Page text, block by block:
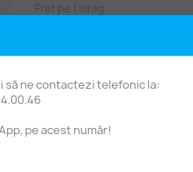
să ne contactezi telefonic la:
pe acest număr!
Pret pe 1 sirag.